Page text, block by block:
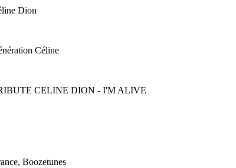
Dion
Céline
CELINE DION - I'M ALIVE
Boozetunes